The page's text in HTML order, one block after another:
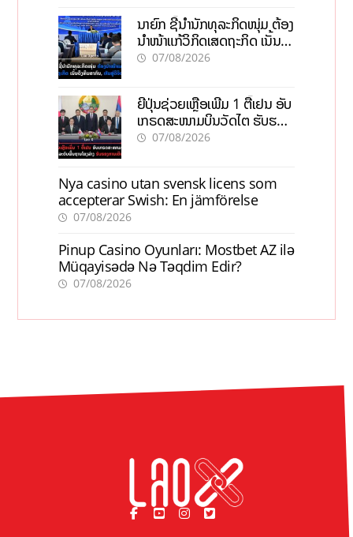
ນາຍົກ ຊີ້ນຳນັກທຸລະກິດໜຸ່ມ ຕ້ອງ
ນຳໜ້າແກ້ວິກິດເສດຖະກິດ ເນັ້ນດຶງ
ທຶນສາກົນ, ຫັນສູ່ດິຈິຕອນ
07/08/2026
ຍີ່ປຸ່ນຊ່ວຍເຫຼືອເພີ່ມ 1 ຕື້ເຢນ ອັບ
ເກຣດສະໜາມບິນວັດໄຕ ຮັບຮອງ
ການເຕີບໂຕ
07/08/2026
Nya casino utan svensk licens som
accepterar Swish: En jämförelse
07/08/2026
Pinup Casino Oyunları: Mostbet AZ ilə
Müqayisədə Nə Təqdim Edir?
07/08/2026